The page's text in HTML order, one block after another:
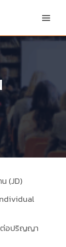
(JD)
ต่อปริญญา